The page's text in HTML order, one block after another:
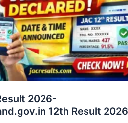
2026-
12th Result 2026